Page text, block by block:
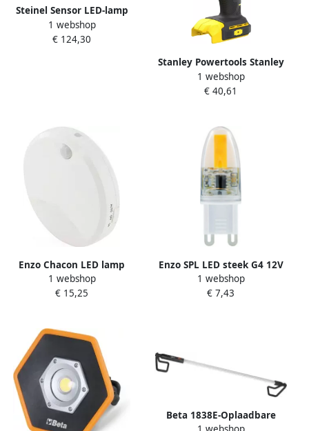
Steinel Sensor LED-lamp
XSolar | LH-N rvs 7140
1 webshop
€ 124,30
Stanley Powertools Stanley
FATMAX SFMCL020B V20
18V Accu LED lamp met
1 webshop
€ 40,61
Enzo Chacon LED lamp
batterij met
bewegingssensor
1 webshop
€ 15,25
Enzo SPL LED steek G4 12V
LED COB 1-10W 2700K
helder dimbaar LED0090
1 webshop
€ 7,43
Beta 1838E-Oplaadbare